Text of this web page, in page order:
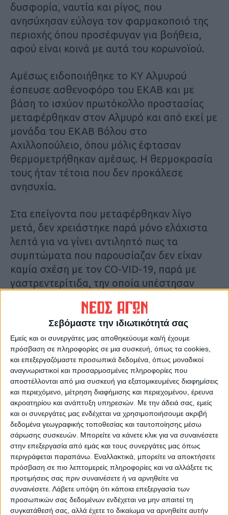
Σεβόμαστε την ιδιωτικότητά σας
Εμείς και οι συνεργάτες μας αποθηκεύουμε και/ή έχουμε
πρόσβαση σε πληροφορίες σε μια συσκευή, όπως τα cookies,
και επεξεργαζόμαστε προσωπικά δεδομένα, όπως μοναδικοί
αναγνωριστικοί και προσαρμοσμένες πληροφορίες που
αποστέλλονται από μια συσκευή για εξατομικευμένες διαφημίσεις
και περιεχόμενο, μέτρηση διαφήμισης και περιεχομένου, έρευνα
ακροατηρίου και ανάπτυξη υπηρεσιών. Με την άδειά σας, εμείς
και οι συνεργάτες μας ενδέχεται να χρησιμοποιήσουμε ακριβή
δεδομένα γεωγραφικής τοποθεσίας και ταυτοποίησης μέσω
σάρωσης συσκευών. Μπορείτε να κάνετε κλικ για να συναινέσετε
στην επεξεργασία από εμάς και τους συνεργάτες μας όπως
περιγράφεται παραπάνω. Εναλλακτικά, μπορείτε να αποκτήσετε
πρόσβαση σε πιο λεπτομερείς πληροφορίες και να αλλάξετε τις
προτιμήσεις σας πριν συναινέσετε ή να αρνηθείτε να
συναινέσετε. Λάβετε υπόψη ότι κάποια επεξεργασία των
προσωπικών σας δεδομένων ενδέχεται να μην απαιτεί τη
συγκατάθεσή σας, αλλά έχετε το δικαίωμα να αρνηθείτε αυτήν
δυσφορία, ναυτία και ρίγος, που
ανησύχησαν εύλογα τον φαρμακοποιό της
περιοχής όπου προσέφυγαν για βοήθεια,
αφού είναι κοινά με αυτά του κορωνοϊού.
Αμέσως ειδοποιήθηκε το ΚΥ Αλμυρού
έσπευσε ασθενοφόρο του ΕΚΑΒ και με
βάση το ισχύον πρωτόκολλο προστασίας
μεταφέρθηκαν στον Αλμυρό και από εκεί με
μονάδα του ΕΚΑΒ Βόλου στο
Αχιλλοπούλειο, όπου μόλις έφτασαν
θερμομετρήθηκαν αμέσως. Η θερμοκρασία
τους ήταν τέτοια που δεν προκάλεσε
ανησυχία.
Στα επείγοντα που μεταφέρθηκαν λίγο
μετά, δεν χρειάστηκε παρά μόνο ελάχιστα
λεπτά για να γίνει αντιληπτό πως τα
συμπτώματα που παρουσίαζαν δεν είχαν
καμία σχέση με τον CO-VID-19, παρά με
γαστρεντερίτιδα, την οποία υπέστησαν
Ετσι αφού τους χορηγήθηκε η απαραίτητη
θεραπεία και τους έγιναν συστάσεις να
αποφεύγουν την κατανάλωση μεγάλων
ποσοτήτων αλκοόλ, εν μέσω υψηλών
θερμοκρασιών, αποχώρησαν για να
επιστρέψουν στη βάση τους, ενώ
παράλληλα έληξε και ο συναγερμός στο
χωριό, τόσο για τους κατοίκους όσο και για
παραθεριστές που έχουν καταφτάσει τις
τελευταίες μέρες.
Τελευταίες Ειδήσεις Σήμερα